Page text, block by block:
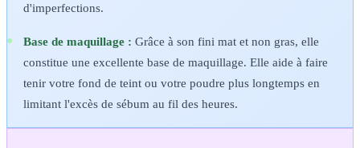
d'imperfections.
Base de maquillage : Grâce à son fini mat et non gras, elle
constitue une excellente base de maquillage. Elle aide à faire
tenir votre fond de teint ou votre poudre plus longtemps en
limitant l'excès de sébum au fil des heures.